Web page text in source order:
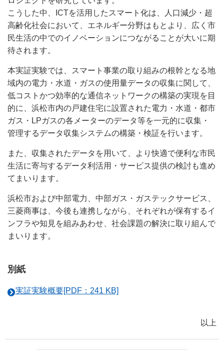
こうした中、ICTを活用したスマート化は、人口減少・超
高齢化社会において、エネルギー分野はもとより、広く市
民生活の中でのイノベーションにつながることが大いに期
待されます。
本実証実験では、スマート事業の取り組みの根幹となる地
域内の電力・水道・ガスの使用量データの収集に関して、
低コストかつ効率的な通信ネットワークの構築の実現を目
的に、浜松市内の戸建住宅に設置された電力・水道・都市
ガス・LPガスの各メーターのデータ等を一元的に収集・
管理するデータ収集システムの構築・検証を行います。
また、収集されたデータを用いて、より快適で便利な市民
生活に寄与するデータ利活用・サービス提供の検討も進め
てまいります。
浜松市および中部電力、中部ガス・ガステックサービス、
三菱商事は、今後も連携しながら、それぞれが保有するイ
ンフラや知見を組みあわせ、社会課題の解決に取り組んで
まいります。
別紙
実証実験概要[PDF：241 KB]
以上